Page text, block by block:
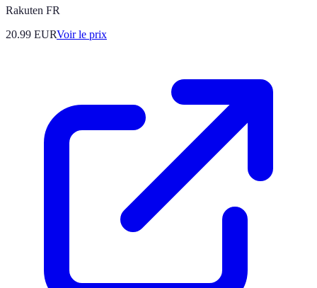
Rakuten FR
20.99 EURVoir le prix